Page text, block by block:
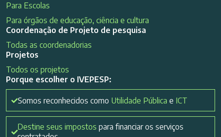
Para Escolas
Para órgãos de educação, ciência e cultura
Coordenação de Projeto de pesquisa
Todas as coordenadorias
Projetos
Todos os projetos
Porque escolher o IVEPESP:
Somos reconhecidos como Utilidade Pública e ICT
Destine seus impostos para financiar os serviços